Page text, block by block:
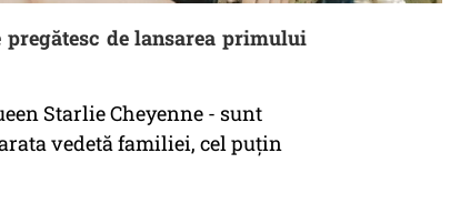
de lansarea primului
Starlie Cheyenne - sunt
vedetă familiei, cel puțin